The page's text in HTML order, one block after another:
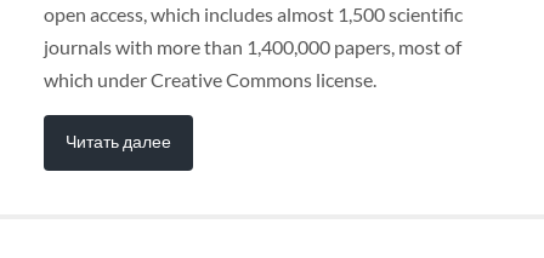
open access, which includes almost 1,500 scientific
journals with more than 1,400,000 papers, most of
which under Creative Commons license.
Читать далее